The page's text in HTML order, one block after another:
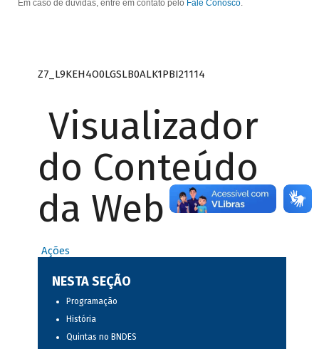
Em caso de dúvidas, entre em contato pelo Fale Conosco.
Z7_L9KEH4O0LGSLB0ALK1PBI21114
Visualizador
do Conteúdo
da Web
Ações
NESTA SEÇÃO
Programação
História
Quintas no BNDES